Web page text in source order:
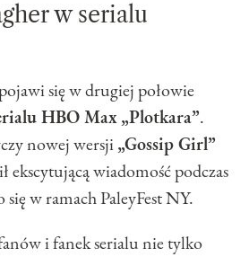
w serialu
się w drugiej połowie
HBO Max„Plotkara”.
nowej wersji„Gossip Girl”
ekscytującą wiadomość podczas
w ramach PaleyFest NY.
i fanek serialu nie tylko